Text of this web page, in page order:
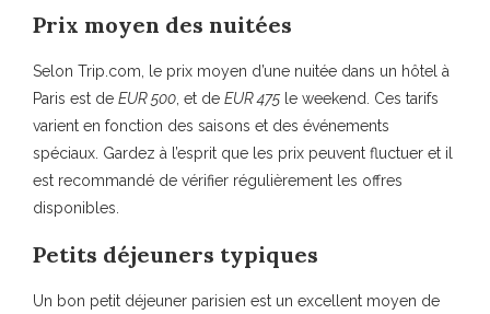
Prix moyen des nuitées
Selon Trip.com, le prix moyen d’une nuitée dans un hôtel à
Paris est de EUR 500 , et de EUR 475 le weekend. Ces tarifs
varient en fonction des saisons et des événements
spéciaux. Gardez à l’esprit que les prix peuvent fluctuer et il
est recommandé de vérifier régulièrement les offres
disponibles.
Petits déjeuners typiques
Un bon petit déjeuner parisien est un excellent moyen de